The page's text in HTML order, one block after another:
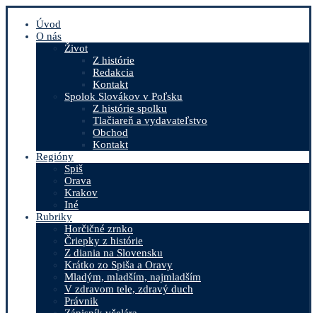
Úvod
O nás
Život
Z histórie
Redakcia
Kontakt
Spolok Slovákov v Poľsku
Z histórie spolku
Tlačiareň a vydavateľstvo
Obchod
Kontakt
Regióny
Spiš
Orava
Krakov
Iné
Rubriky
Horčičné zrnko
Čriepky z histórie
Z diania na Slovensku
Krátko zo Spiša a Oravy
Mladým, mladším, najmladším
V zdravom tele, zdravý duch
Právnik